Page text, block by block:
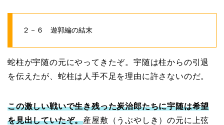
２－６ 遊郭編の結末
蛇柱が宇随の元にやってきたぞ。宇随は柱からの引退
を伝えたが、蛇柱は人手不足を理由に許さないのだ。
この激しい戦いで生き残った炭治郎たちに宇随は希望
を見出していたぞ。産屋敷（うぶやしき）の元に上弦